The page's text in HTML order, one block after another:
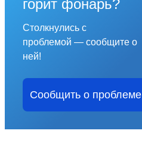
горит фонарь?
Столкнулись с
проблемой — сообщите о
ней!
Сообщить о проблеме